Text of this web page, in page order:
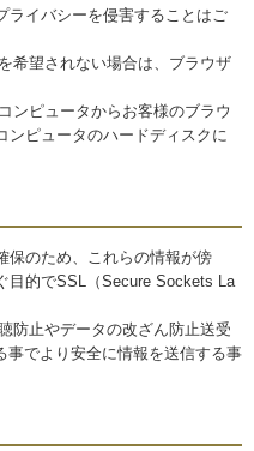
ライバシーを侵害することはご
希望されない場合は、ブラウザ
ンピュータからお客様のブラウ
ンピュータのハードディスクに
保のため、これらの情報が傍
目的でSSL（Secure Sockets La
防止やデータの改ざん防止送受
でより安全に情報を送信する事